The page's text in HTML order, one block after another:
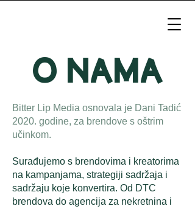
O NAMA
Bitter Lip Media osnovala je Dani Tadić
2020. godine, za brendove s oštrim
učinkom.
Surađujemo s brendovima i kreatorima
na kampanjama, strategiji sadržaja i
sadržaju koje konvertira. Od DTC
brendova do agencija za nekretnina i